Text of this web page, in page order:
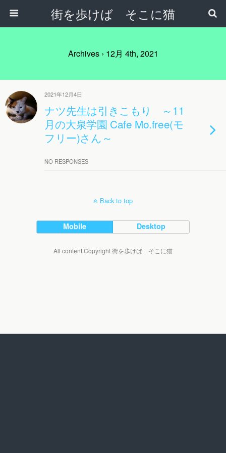
街を歩けば そこに猫
Archives › 12月 4th, 2021
2021年12月4日
ナツ先生は引きこもり ～11
月の大泉学園 Cafe Mo.free(モ
フリー)さん～
NO RESPONSES
Back to top
Mobile Desktop
All content Copyright 街を歩けば そこに猫